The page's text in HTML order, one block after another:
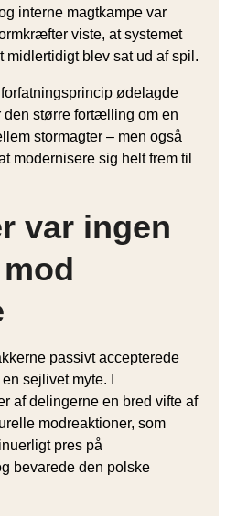
interne magtkampe var
viste, at systemet
midlertidigt blev sat ud af spil.
ødelagde
den større fortælling om en
stormagter – men også
modernisere sig helt frem til
var ingen
passivt accepterede
sejlivet myte. I
af delingerne en bred vifte af
modreaktioner, som
pres på
bevarede den polske